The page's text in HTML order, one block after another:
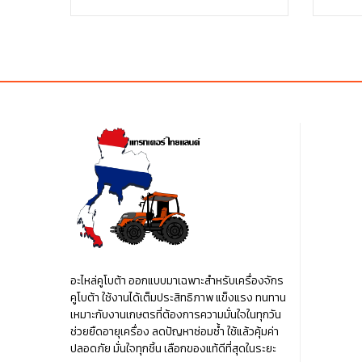
อะไหล่คูโบต้า ออกแบบมาเฉพาะสำหรับเครื่องจักร
คูโบต้า ใช้งานได้เต็มประสิทธิภาพ แข็งแรง ทนทาน
เหมาะกับงานเกษตรที่ต้องการความมั่นใจในทุกวัน
ช่วยยืดอายุเครื่อง ลดปัญหาซ่อมซ้ำ ใช้แล้วคุ้มค่า
ปลอดภัย มั่นใจทุกชิ้น เลือกของแท้ดีที่สุดในระยะ